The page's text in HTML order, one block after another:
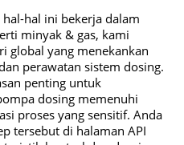
hal ini bekerja dalam
minyak & gas, kami
global yang menekankan
perawatan sistem dosing.
penting untuk
dosing memenuhi
proses yang sensitif. Anda
tersebut di halaman API